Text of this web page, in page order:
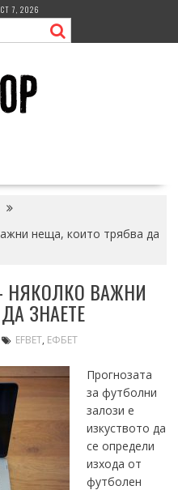
7, 2026
неща, които трябва да
НЯКОЛКО ВАЖНИ
ЗНАЕТЕ
EFBET, ЕФБЕТ
Прогнозата
за футболни
залози е
изкуството да
се определи
изхода от
футболен